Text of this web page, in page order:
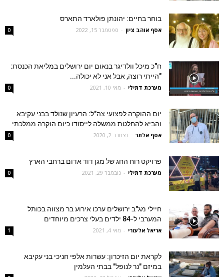
בוחר בחיים: יהונתן פולארד התארס
אסף אוהב ציון - ספטמבר 15, 2022 0
ח"כ מיכל וולדיגר בנאום יום ירושלים במליאת הכנסת:
"הייתי רוצה, אבל אני לא יכולה...
מערכת דתילי - מאי 10, 2021 0
יום ההוקרה לפצועי צה"ל: הרעיון שנולד בבני עקיבא
והביא להחלטת ממשלה לייסודו כיום הוקרה ממלכתי
אסף אלתר - דצמבר 2, 2020 0
פרויקט רוח החג של מגן דוד אדום ברחבי הארץ
מערכת דתילי - נובמבר 29, 2021 0
חיילי מג"ב ירושלים ערכו אירוע בר מצווה בכותל
המערבי ל-84 ילדים בעלי צרכים מיוחדים
אריאל אלעזרי - מאי 4, 2021 1
לקראת יום הזיכרון: עשרות אלפי חניכי בני עקיבא
במיזם "נר לנופל" בבתי העלמין